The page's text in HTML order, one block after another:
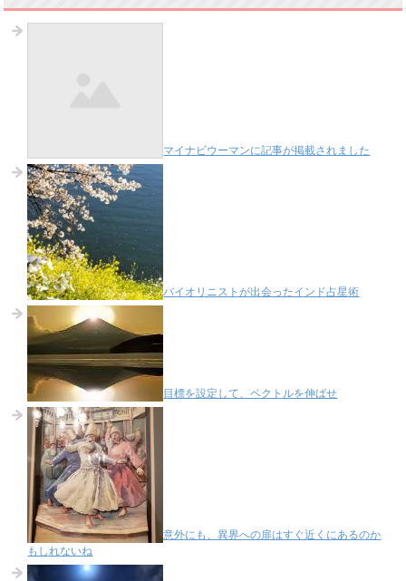
マイナビウーマンに記事が掲載されました
バイオリニストが出会ったインド占星術
目標を設定して、ベクトルを伸ばせ
意外にも、異界への扉はすぐ近くにあるのか
もしれないね